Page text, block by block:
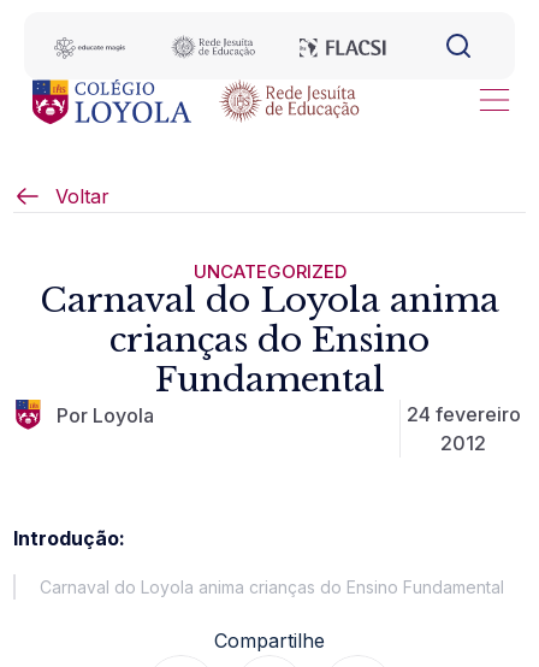
Voltar
UNCATEGORIZED
Carnaval do Loyola anima
crianças do Ensino
Fundamental
Por Loyola
24 fevereiro
2012
Introdução:
Carnaval do Loyola anima crianças do Ensino Fundamental
Compartilhe